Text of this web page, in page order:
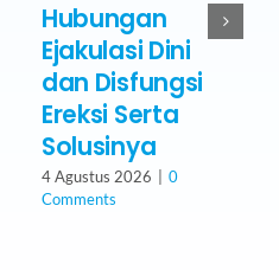
Hubungan
Ejakulasi Dini
dan Disfungsi
Ereksi Serta
Solusinya
4 Agustus 2026
0
Comments